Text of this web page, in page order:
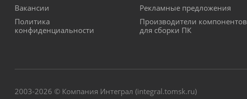
Вакансии
Политика
конфиденциальности
Рекламные предложения
Производители компонентов
для сборки ПК
2003-2026 © Компания Интеграл (integral.tomsk.ru)